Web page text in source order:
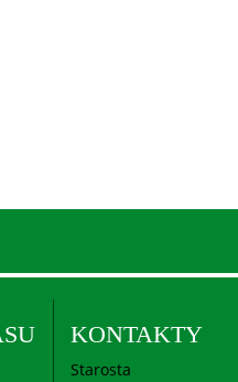
KONTAKTY
Starosta